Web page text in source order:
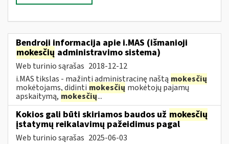
Bendroji informacija apie i.MAS (išmanioji
mokesčių administravimo sistema)
Web turinio sąrašas 2018-12-12
i.MAS tikslas - mažinti administracinę naštą mokesčių
mokėtojams, didinti mokesčių mokėtojų pajamų
apskaitymą, mokesčių...
Kokios gali būti skiriamos baudos už mokesčių
įstatymų reikalavimų pažeidimus pagal
Web turinio sąrašas 2025-06-03